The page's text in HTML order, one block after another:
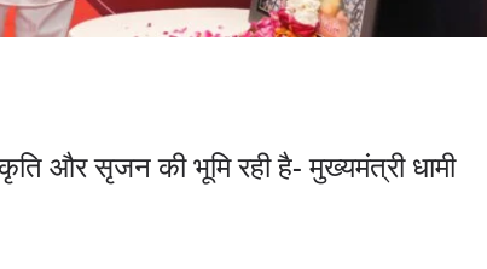
और सृजन की भूमि रही है- मुख्यमंत्री धामी